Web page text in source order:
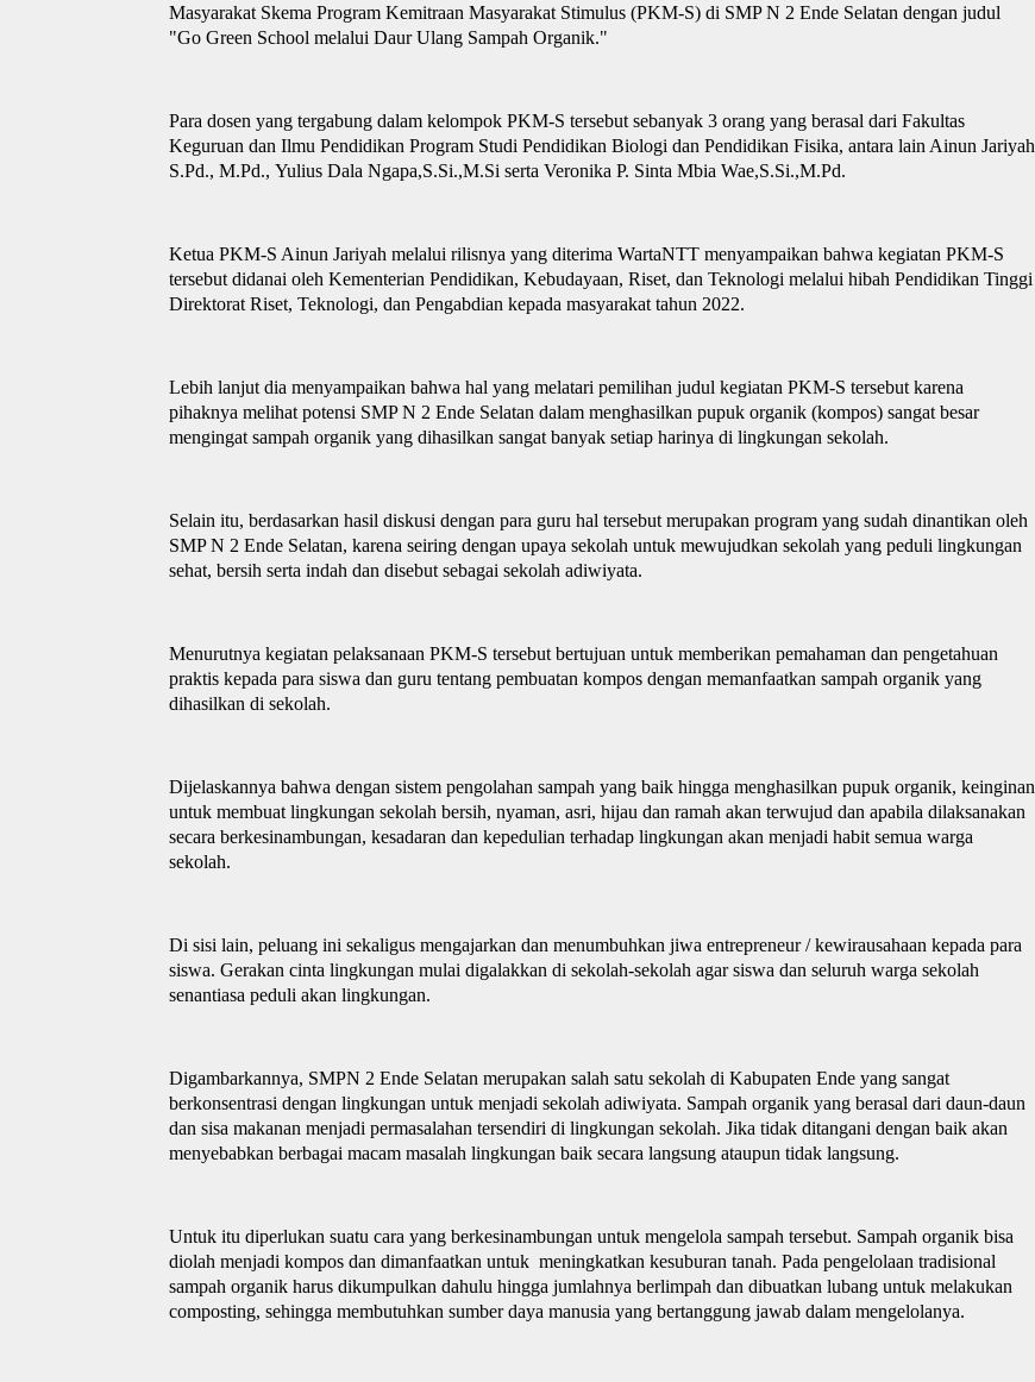
Masyarakat Skema Program Kemitraan Masyarakat Stimulus (PKM-S) di SMPN 2 Ende Selatan dengan judul
"Go Green School melalui Daur Ulang Sampah Organik."
Para dosen yang tergabung dalam kelompok PKM-S tersebut sebanyak 3 orang yang berasal dari Fakultas
Keguruan dan Ilmu Pendidikan Program Studi Pendidikan Biologi dan Pendidikan Fisika, antara lain Ainun Jariyah
S.Pd., M.Pd., Yulius Dala Ngapa,S.Si.,M.Si serta Veronika P. Sinta Mbia Wae,S.Si.,M.Pd.
Ketua PKM-S Ainun Jariyah melalui rilisnya yang diterima WartaNTT menyampaikan bahwa kegiatan PKM-S
tersebut didanai oleh Kementerian Pendidikan, Kebudayaan, Riset, dan Teknologi melalui hibah Pendidikan Tinggi
Direktorat Riset, Teknologi, dan Pengabdian kepada masyarakat tahun 2022.
Lebih lanjut dia menyampaikan bahwa hal yang melatari pemilihan judul kegiatan PKM-S tersebut karena
pihaknya melihat potensi SMP N 2 Ende Selatan dalam menghasilkan pupuk organik (kompos) sangat besar
mengingat sampah organik yang dihasilkan sangat banyak setiap harinya di lingkungan sekolah.
Selain itu, berdasarkan hasil diskusi dengan para guru hal tersebut merupakan program yang sudah dinantikan oleh
SMP N 2 Ende Selatan, karena seiring dengan upaya sekolah untuk mewujudkan sekolah yang peduli lingkungan
sehat, bersih serta indah dan disebut sebagai sekolah adiwiyata.
Menurutnya kegiatan pelaksanaan PKM-S tersebut bertujuan untuk memberikan pemahaman dan pengetahuan
praktis kepada para siswa dan guru tentang pembuatan kompos dengan memanfaatkan sampah organik yang
dihasilkan di sekolah.
Dijelaskannya bahwa dengan sistem pengolahan sampah yang baik hingga menghasilkan pupuk organik, keinginan
untuk membuat lingkungan sekolah bersih, nyaman, asri, hijau dan ramah akan terwujud dan apabila dilaksanakan
secara berkesinambungan, kesadaran dan kepedulian terhadap lingkungan akan menjadi habit semua warga
sekolah.
Di sisi lain, peluang ini sekaligus mengajarkan dan menumbuhkan jiwa entrepreneur / kewirausahaan kepada para
siswa. Gerakan cinta lingkungan mulai digalakkan di sekolah-sekolah agar siswa dan seluruh warga sekolah
senantiasa peduli akan lingkungan.
Digambarkannya, SMPN 2 Ende Selatan merupakan salah satu sekolah di Kabupaten Ende yang sangat
berkonsentrasi dengan lingkungan untuk menjadi sekolah adiwiyata. Sampah organik yang berasal dari daun-daun
dan sisa makanan menjadi permasalahan tersendiri di lingkungan sekolah. Jika tidak ditangani dengan baik akan
menyebabkan berbagai macam masalah lingkungan baik secara langsung ataupun tidak langsung.
Untuk itu diperlukan suatu cara yang berkesinambungan untuk mengelola sampah tersebut. Sampah organik bisa
diolah menjadi kompos dan dimanfaatkan untuk meningkatkan kesuburan tanah. Pada pengelolaan tradisional
sampah organik harus dikumpulkan dahulu hingga jumlahnya berlimpah dan dibuatkan lubang untuk melakukan
composting, sehingga membutuhkan sumber daya manusia yang bertanggung jawab dalam mengelolanya.